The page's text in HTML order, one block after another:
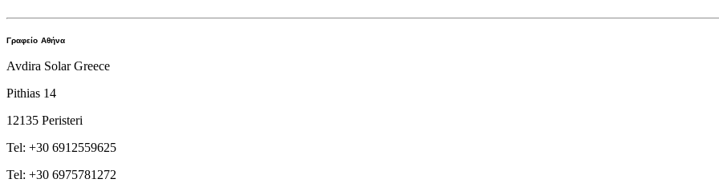
Γραφείο Αθήνα
Avdira Solar Greece
Pithias 14
12135 Peristeri
Tel: +30 6912559625
Tel: +30 6975781272